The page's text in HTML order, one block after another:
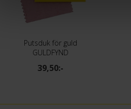
Putsduk för guld
GULDFYND
39,50:-